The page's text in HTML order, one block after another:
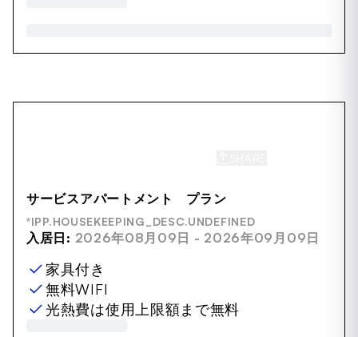
サービスアパートメント プラン
*IPP.HOUSEKEEPING_DESC.UNDEFINED
入居日: 2026年08月09日 - 2026年09月09日
家具付き
無料WIFI
光熱費は使用上限額まで無料